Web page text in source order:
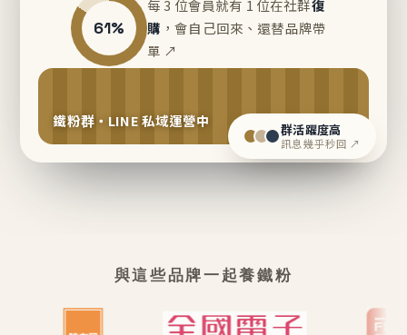
61%
每 3 位會員就有 1 位在社群復
購 ，會自己回來、還替品牌帶
單 ↗
鐵粉群・LINE 私域運營中 群活躍度高
訊息幾乎秒回 ↗
與這些品牌一起養鐵粉